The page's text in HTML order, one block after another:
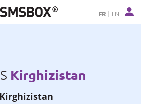
cookies
FR EN
Kirghizistan
Kirghizistan